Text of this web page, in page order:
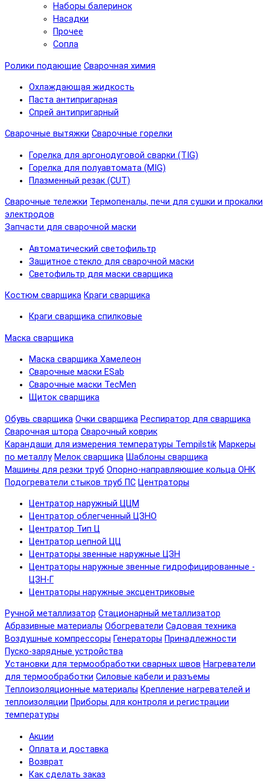
Наборы балеринок
Насадки
Прочее
Сопла
Ролики подающие Сварочная химия
Охлаждающая жидкость
Паста антипригарная
Спрей антипригарный
Сварочные вытяжки Сварочные горелки
Горелка для аргонодуговой сварки (TIG)
Горелка для полуавтомата (MIG)
Плазменный резак (CUT)
Сварочные тележки Термопеналы, печи для сушки и прокалки
электродов
Запчасти для сварочной маски
Автоматический светофильтр
Защитное стекло для сварочной маски
Светофильтр для маски сварщика
Костюм сварщика Краги сварщика
Краги сварщика спилковые
Маска сварщика
Маска сварщика Хамелеон
Сварочные маски ESab
Сварочные маски TecMen
Щиток сварщика
Обувь сварщика Очки сварщика Респиратор для сварщика
Сварочная штора Сварочный коврик
Карандаши для измерения температуры Tempilstik Маркеры
по металлу Мелок сварщика Шаблоны сварщика
Машины для резки труб Опорно-направляющие кольца ОНК
Подогреватели стыков труб ПС Центраторы
Центратор наружный ЦЦМ
Центратор облегченный ЦЗНО
Центратор Тип Ц
Центратор цепной ЦЦ
Центраторы звенные наружные ЦЗН
Центраторы наружные звенные гидрофицированные -
ЦЗН-Г
Центраторы наружные эксцентриковые
Ручной металлизатор Стационарный металлизатор
Абразивные материалы Обогреватели Садовая техника
Воздушные компрессоры Генераторы Принадлежности
Пуско-зарядные устройства
Установки для термообработки сварных швов Нагреватели
для термообработки Силовые кабели и разъемы
Теплоизоляционные материалы Крепление нагревателей и
теплоизоляции Приборы для контроля и регистрации
температуры
Акции
Оплата и доставка
Возврат
Как сделать заказ